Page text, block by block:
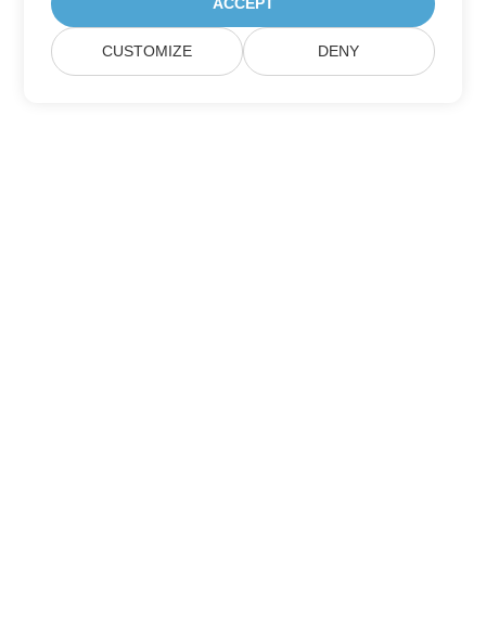
ACCEPT
CUSTOMIZE DENY